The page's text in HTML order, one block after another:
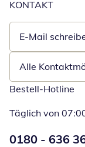
KONTAKT
E-Mail
Öffnet E-Mail-
Alle
Bestell-Hotline
Täglich von
0180 - 636